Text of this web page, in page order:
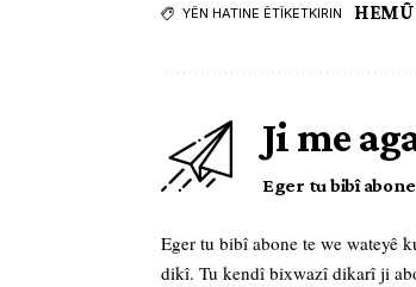
YÊN HATINE ÊTÎKETKIRIN HEMÛ
Ji me
Eger tu bibî
Eger tu bibî abone te we wateyê
dikî. Tu kendî bixwazî dikarî ji